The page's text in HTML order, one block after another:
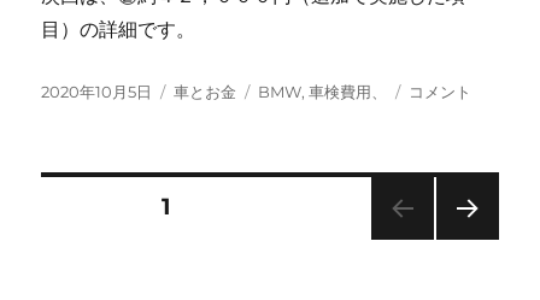
目）の詳細です。
投
2020年10月5日
カ
車とお金
タ
BMW,車検費用、
BMW・
に
コメント
固定ページ1